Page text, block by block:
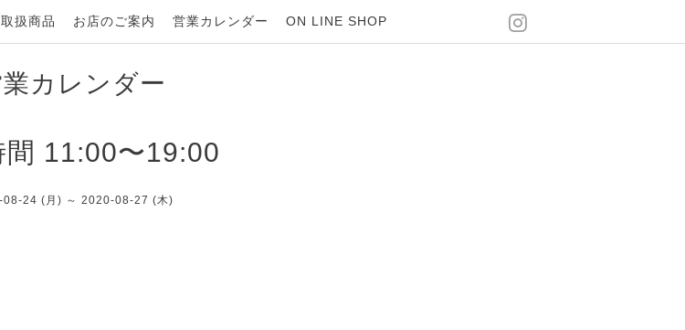
取扱商品 お店のご案内 営業カレンダー ON LINE SHOP
カレンダー
間 11:00〜19:00
08-24 (月) ～ 2020-08-27 (木)